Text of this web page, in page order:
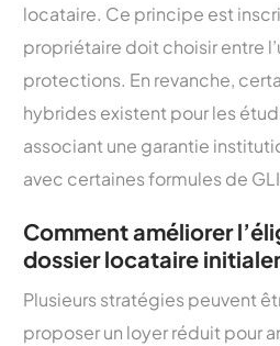
locataire. Ce principe est
propriétaire doit choisir entre
protections. En revanche,
hybrides existent pour les
associant une garantie
avec certaines formules de
Comment améliorer
dossier locataire
Plusieurs stratégies peuvent
proposer un loyer réduit pour